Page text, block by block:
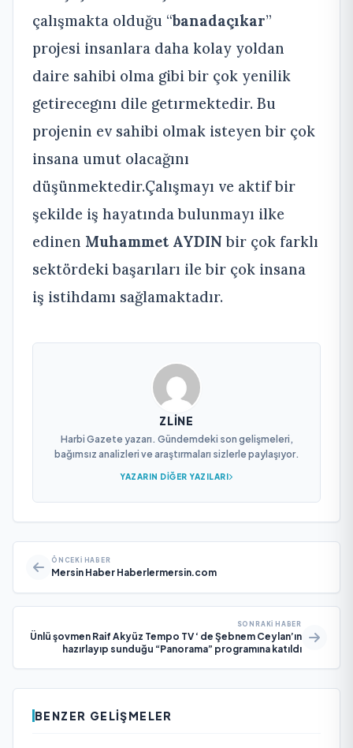
çalışmakta olduğu “banadaçıkar”
projesi insanlara daha kolay yoldan
daire sahibi olma gibi bir çok yenilik
getirecegını dile getırmektedir. Bu
projenin ev sahibi olmak isteyen bir çok
insana umut olacağını
düşünmektedir.Çalışmayı ve aktif bir
şekilde iş hayatında bulunmayı ilke
edinen Muhammet AYDIN bir çok farklı
sektördeki başarıları ile bir çok insana
iş istihdamı sağlamaktadır.
ZLINE
Harbi Gazete yazarı. Gündemdeki son gelişmeleri,
bağımsız analizleri ve araştırmaları sizlerle paylaşıyor.
YAZARIN DIĞER YAZILARI
ÖNCEKI HABER
Mersin Haber Haberlermersin.com
SONRAKI HABER
Ünlü şovmen Raif Akyüz Tempo TV ‘ de Şebnem Ceylan’ın
hazırlayıp sunduğu “Panorama” programına katıldı
BENZER GELIŞMELER